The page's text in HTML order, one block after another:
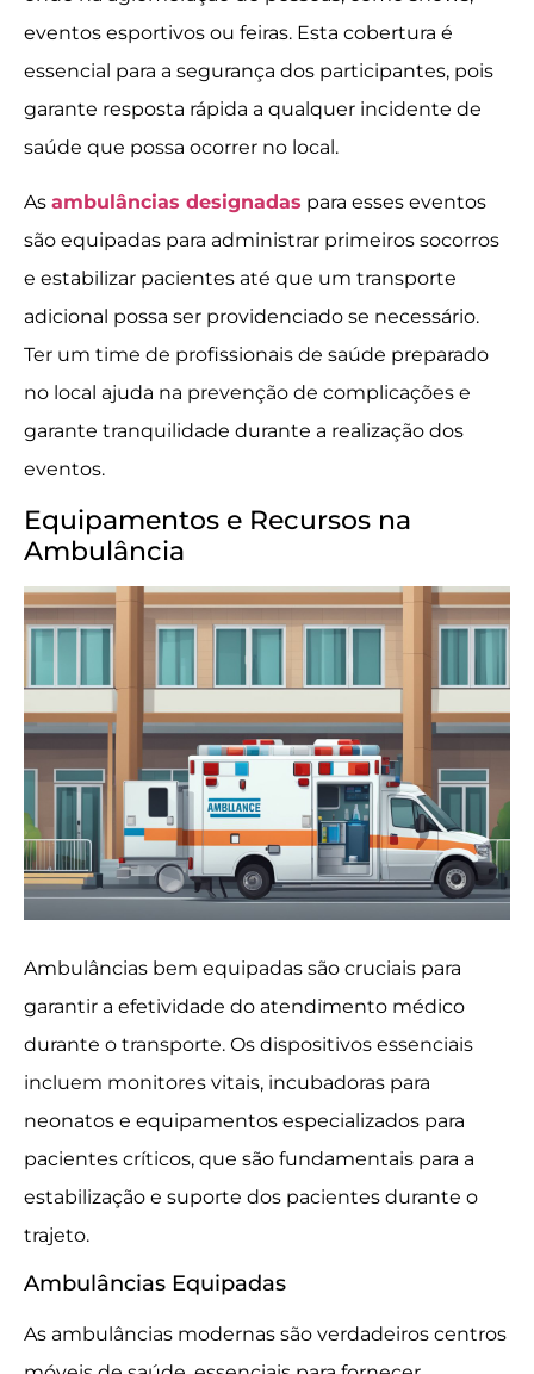
eventos esportivos ou feiras. Esta cobertura é
essencial para a segurança dos participantes, pois
garante resposta rápida a qualquer incidente de
saúde que possa ocorrer no local.
As ambulâncias designadas para esses eventos
são equipadas para administrar primeiros socorros
e estabilizar pacientes até que um transporte
adicional possa ser providenciado se necessário.
Ter um time de profissionais de saúde preparado
no local ajuda na prevenção de complicações e
garante tranquilidade durante a realização dos
eventos.
Equipamentos e Recursos na
Ambulância
Ambulâncias bem equipadas são cruciais para
garantir a efetividade do atendimento médico
durante o transporte. Os dispositivos essenciais
incluem monitores vitais, incubadoras para
neonatos e equipamentos especializados para
pacientes críticos, que são fundamentais para a
estabilização e suporte dos pacientes durante o
trajeto.
Ambulâncias Equipadas
As ambulâncias modernas são verdadeiros centros